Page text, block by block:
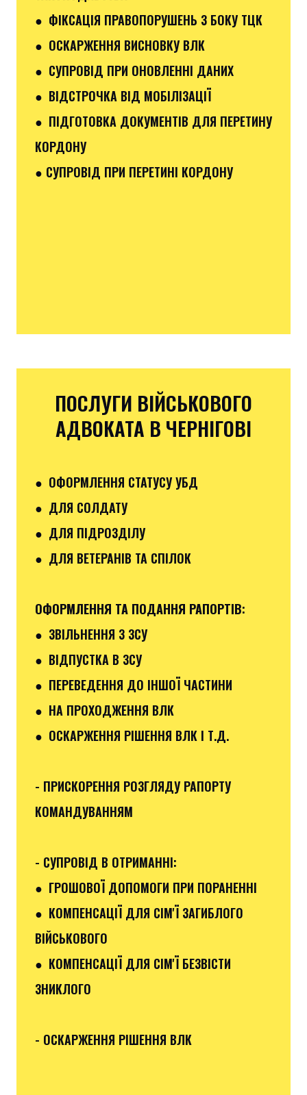
● ФІКСАЦІЯ ПРАВОПОРУШЕНЬ З БОКУ ТЦК
● ОСКАРЖЕННЯ ВИСНОВКУ ВЛК
● СУПРОВІД ПРИ ОНОВЛЕННІ ДАНИХ
● ВІДСТРОЧКА ВІД МОБІЛІЗАЦІЇ
● ПІДГОТОВКА ДОКУМЕНТІВ ДЛЯ ПЕРЕТИНУ
КОРДОНУ
● СУПРОВІД ПРИ ПЕРЕТИНІ КОРДОНУ
ПОСЛУГИ ВІЙСЬКОВОГО
АДВОКАТА В ЧЕРНІГОВІ
● ОФОРМЛЕННЯ СТАТУСУ УБД
● ДЛЯ СОЛДАТУ
● ДЛЯ ПІДРОЗДІЛУ
● ДЛЯ ВЕТЕРАНІВ ТА СПІЛОК
ОФОРМЛЕННЯ ТА ПОДАННЯ РАПОРТІВ:
● ЗВІЛЬНЕННЯ З ЗСУ
● ВІДПУСТКА В ЗСУ
● ПЕРЕВЕДЕННЯ ДО ІНШОЇ ЧАСТИНИ
● НА ПРОХОДЖЕННЯ ВЛК
● ОСКАРЖЕННЯ РІШЕННЯ ВЛК І Т.Д.
- ПРИСКОРЕННЯ РОЗГЛЯДУ РАПОРТУ
КОМАНДУВАННЯМ
- СУПРОВІД В ОТРИМАННІ:
● ГРОШОВОЇ ДОПОМОГИ ПРИ ПОРАНЕННІ
● КОМПЕНСАЦІЇ ДЛЯ СІМ'Ї ЗАГИБЛОГО
ВІЙСЬКОВОГО
● КОМПЕНСАЦІЇ ДЛЯ СІМ'Ї БЕЗВІСТИ
ЗНИКЛОГО
- ОСКАРЖЕННЯ РІШЕННЯ ВЛК